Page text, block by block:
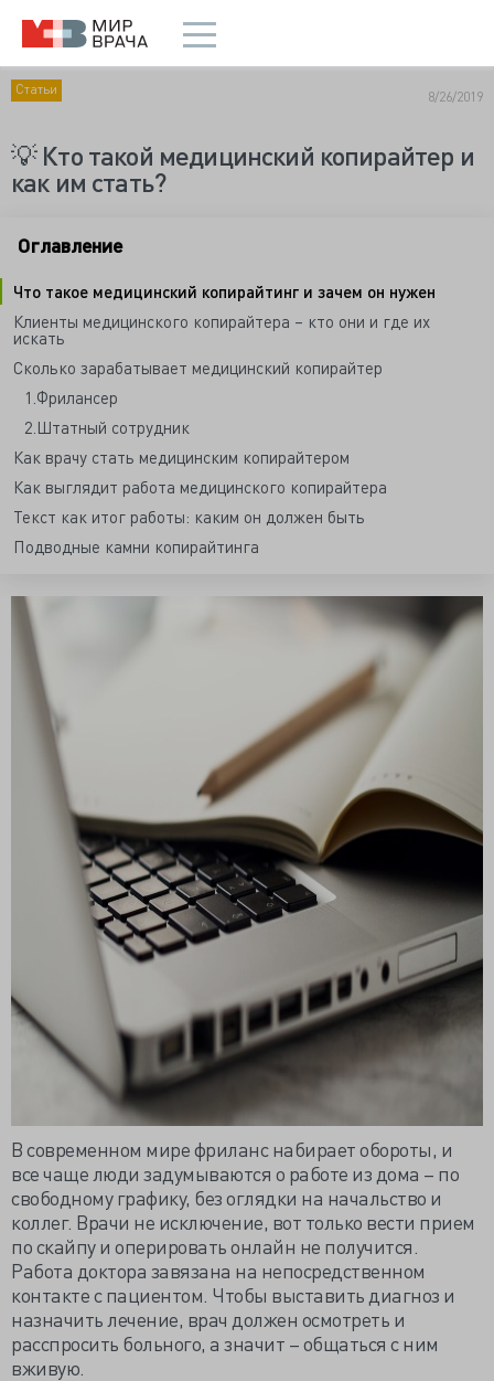
Статьи 8/26/2019
💡 Кто такой медицинский копирайтер и
как им стать?
Оглавление
Что такое медицинский копирайтинг и зачем он нужен
Клиенты медицинского копирайтера – кто они и где их
искать
Сколько зарабатывает медицинский копирайтер
1.Фрилансер
2.Штатный сотрудник
Как врачу стать медицинским копирайтером
Как выглядит работа медицинского копирайтера
Текст как итог работы: каким он должен быть
Подводные камни копирайтинга
В современном мире фриланс набирает обороты, и
все чаще люди задумываются о работе из дома – по
свободному графику, без оглядки на начальство и
коллег. Врачи не исключение, вот только вести прием
по скайпу и оперировать онлайн не получится.
Работа доктора завязана на непосредственном
контакте с пациентом. Чтобы выставить диагноз и
назначить лечение, врач должен осмотреть и
расспросить больного, а значит – общаться с ним
вживую.